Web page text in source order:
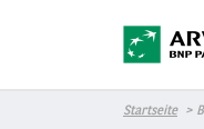
Startseite